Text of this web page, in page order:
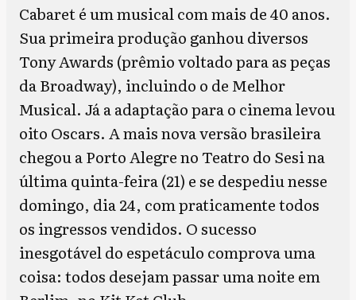
Cabaret é um musical com mais de 40 anos.
Sua primeira produção ganhou diversos
Tony Awards (prêmio voltado para as peças
da Broadway), incluindo o de Melhor
Musical. Já a adaptação para o cinema levou
oito Oscars. A mais nova versão brasileira
chegou a Porto Alegre no Teatro do Sesi na
última quinta-feira (21) e se despediu nesse
domingo, dia 24, com praticamente todos
os ingressos vendidos. O sucesso
inesgotável do espetáculo comprova uma
coisa: todos desejam passar uma noite em